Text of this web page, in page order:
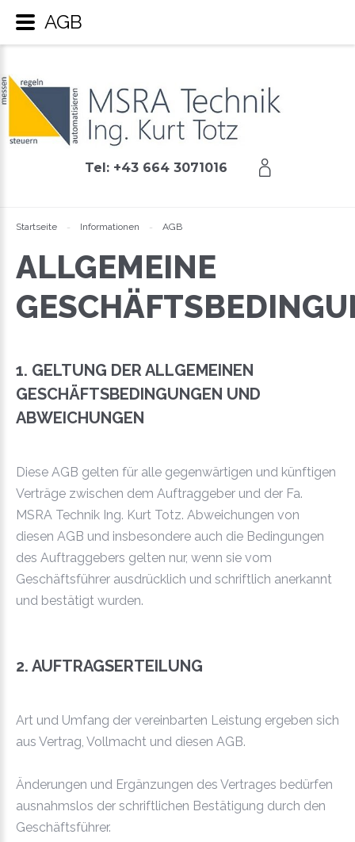
Tel: +43 664 3071016
Startseite - Informationen - AGB
ALLGEMEINE
1. GELTUNG DER ALLGEMEINEN
GESCHÄFTSBEDINGUNGEN UND
ABWEICHUNGEN
Diese AGB gelten für alle gegenwärtigen und künftigen
Verträge zwischen dem Auftraggeber und der Fa.
MSRA Technik Ing. Kurt Totz. Abweichungen von
diesen AGB und insbesondere auch die Bedingungen
des Auftraggebers gelten nur, wenn sie vom
Geschäftsführer ausdrücklich und schriftlich anerkannt
und bestätigt wurden.
2. AUFTRAGSERTEILUNG
Art und Umfang der vereinbarten Leistung ergeben sich
aus Vertrag, Vollmacht und diesen AGB.
Änderungen und Ergänzungen des Vertrages bedürfen
ausnahmslos der schriftlichen Bestätigung durch den
Geschäftsführer.
AGB